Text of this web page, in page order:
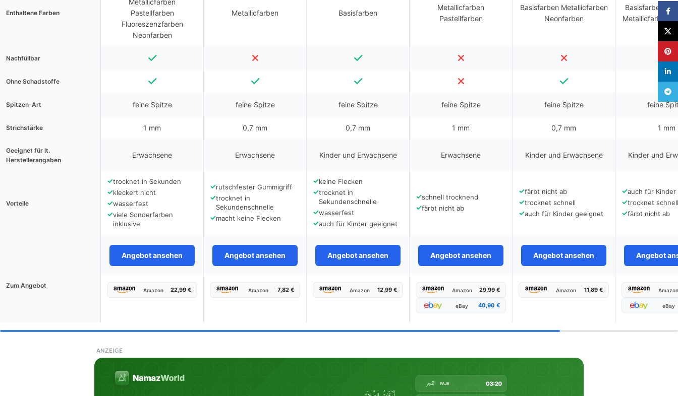
Enthaltene Farben
Metallicfarben
Pastellfarben
Fluoreszenzfarben
Neonfarben
Metallicfarben Basisfarben
Metallicfarben
Pastellfarben
Basisfarben Metallicfarben
Neonfarben
Basisfarben
Metallicfarben
Nachfüllbar
Ohne Schadstoffe
Spitzen-Art feine Spitze feine Spitze feine Spitze feine Spitze feine Spitze feine
Strichstärke 1 mm 0,7 mm 0,7 mm 1 mm 0,7 mm 1 mm
Geeignet für lt.
Herstellerangaben
Erwachsene Erwachsene Kinder und Erwachsene Erwachsene Kinder und Erwachsene Kinder und
Vorteile
✓trocknet in Sekunden
✓kleckert nicht
✓wasserfest
✓viele Sonderfarben
inklusive
✓rutschfester Gummigriff
✓trocknet in
Sekundenschnelle
✓macht keine Flecken
✓keine Flecken
✓trocknet in
Sekundenschnelle
✓wasserfest
✓auch für Kinder geeignet
✓schnell trocknend
✓färbt nicht ab
✓färbt nicht ab
✓trocknet schnell
✓auch für Kinder geeignet
✓auch für
✓trocknet schnell
✓färbt nicht ab
Angebot ansehen Angebot ansehen Angebot ansehen Angebot ansehen Angebot ansehen Angebot
Zum Angebot
Amazon 22,99 € Amazon 7,82 € Amazon 12,99 € Amazon 29,99 €
eBay 40,90 €
Amazon 11,89 € Amazon
eBay
ANZEIGE